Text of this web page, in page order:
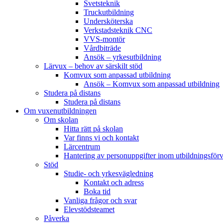
Svetsteknik
Truckutbildning
Undersköterska
Verkstadsteknik CNC
VVS-montör
Vårdbiträde
Ansök – yrkesutbildning
Lärvux – behov av särskilt stöd
Komvux som anpassad utbildning
Ansök – Komvux som anpassad utbildning
Studera på distans
Studera på distans
Om vuxenutbildningen
Om skolan
Hitta rätt på skolan
Var finns vi och kontakt
Lärcentrum
Hantering av personuppgifter inom
Stöd
Studie- och yrkesvägledning
Kontakt och adress
Boka tid
Vanliga frågor och svar
Elevstödsteamet
Påverka